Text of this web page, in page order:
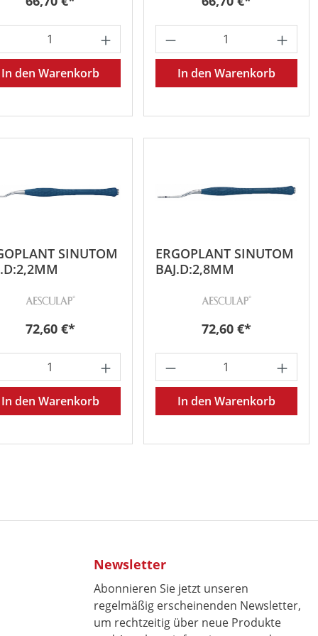
benutze die Schaltflächen um
Wert ein oder benutze
Anzahl: Gib den gewünschten
In den Warenkorb
Produkt Anzahl:
In den Warenkorb
benutze die Schaltflächen um
Wert ein oder benutze
SINUTOM
Regulärer Preis:
72,60 €*
Anzahl: Gib den gewünschten
In den Warenkorb
ERGOPLANT SINUTOM
BAJ.D:2,8MM
Regulärer Preis:
72,60 €*
Produkt Anzahl:
In den Warenkorb
Newsletter
Abonnieren Sie jetzt unseren
regelmäßig erscheinenden Newsletter,
um rechtzeitig über neue Produkte